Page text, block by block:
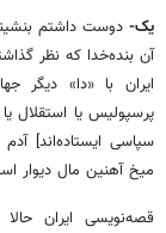
یک- دوست داشتم
آن بنده‌‌‌خدا که نظر
ایران با «دا»
پرسپولیس یا استقلال
سپاسی ایستاده‌اند]
میخ آهنین مال دیوار
قصه‌نویسی ایران